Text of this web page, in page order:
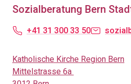
Sozialberatung Bern
+41 31 300 33 50
Katholische Kirche Region Bern
Mittelstrasse 6a